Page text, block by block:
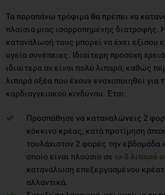
Τα παραπάνω τρόφιμα θα πρέπει να
πλαίσια μιας ισορροπημένης διατροφής.
κατανάλωσή τους μπορεί να έχει εξίσου
υγεία συνέπειες. Ιδιαίτερη προσοχή
ιδιαίτερα αν είναι πολύ λιπαρό, καθώς
λιπαρά οξέα που έχουν ενοχοποιηθεί για
καρδιαγγειακού κινδύνου. Έτσι:
Προσπάθησε να καταναλώνεις 2
κόκκινο κρέας, κατά προτίμηση
τουλάχιστον 2 φορές την εβδομάδα
οποίο είναι πλούσιο σε ω-3 λιπαρά
κατανάλωση επεξεργασμένου
αλλαντικά.